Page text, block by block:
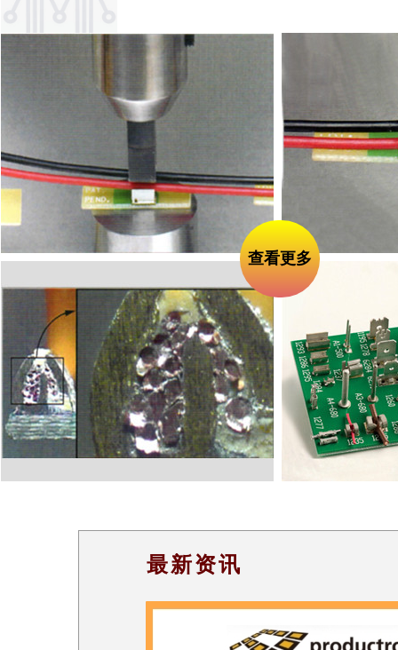
查看更多
最新资讯